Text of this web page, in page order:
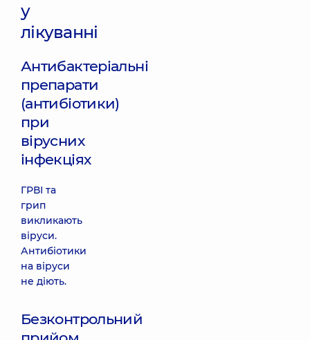
у
лікуванні
Антибактеріальні
препарати
(антибіотики)
при
вірусних
інфекціях
ГРВІ та
грип
викликають
віруси.
Антибіотики
на віруси
не діють.
Безконтрольний